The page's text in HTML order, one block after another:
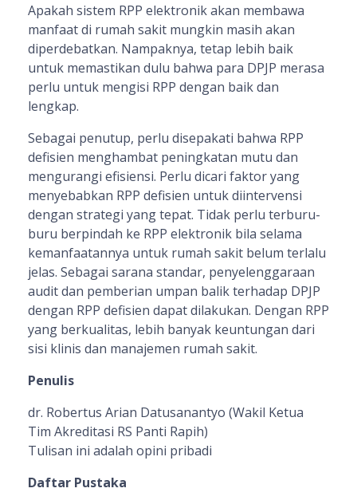
Apakah sistem RPP elektronik akan membawa
manfaat di rumah sakit mungkin masih akan
diperdebatkan. Nampaknya, tetap lebih baik
untuk memastikan dulu bahwa para DPJP merasa
perlu untuk mengisi RPP dengan baik dan
lengkap.
Sebagai penutup, perlu disepakati bahwa RPP
defisien menghambat peningkatan mutu dan
mengurangi efisiensi. Perlu dicari faktor yang
menyebabkan RPP defisien untuk diintervensi
dengan strategi yang tepat. Tidak perlu terburu-
buru berpindah ke RPP elektronik bila selama
kemanfaatannya untuk rumah sakit belum terlalu
jelas. Sebagai sarana standar, penyelenggaraan
audit dan pemberian umpan balik terhadap DPJP
dengan RPP defisien dapat dilakukan. Dengan RPP
yang berkualitas, lebih banyak keuntungan dari
sisi klinis dan manajemen rumah sakit.
Penulis
dr. Robertus Arian Datusanantyo (Wakil Ketua
Tim Akreditasi RS Panti Rapih)
Tulisan ini adalah opini pribadi
Daftar Pustaka